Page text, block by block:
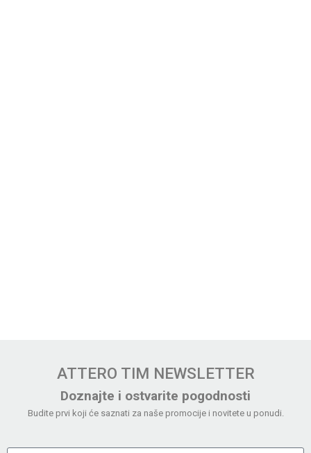
ATTERO TIM NEWSLETTER
Doznajte i ostvarite pogodnosti
Budite prvi koji će saznati za naše promocije i novitete u ponudi.